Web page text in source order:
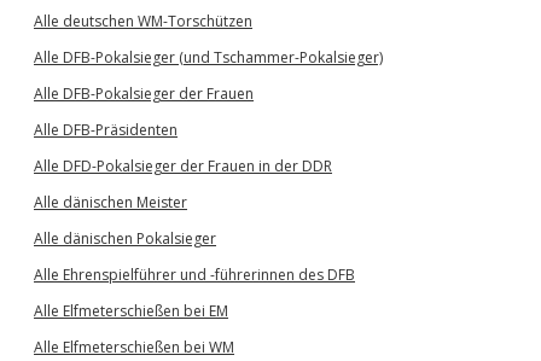
Alle deutschen WM-Torschützen
Alle DFB-Pokalsieger (und Tschammer-Pokalsieger)
Alle DFB-Pokalsieger der Frauen
Alle DFB-Präsidenten
Alle DFD-Pokalsieger der Frauen in der DDR
Alle dänischen Meister
Alle dänischen Pokalsieger
Alle Ehrenspielführer und -führerinnen des DFB
Alle Elfmeterschießen bei EM
Alle Elfmeterschießen bei WM